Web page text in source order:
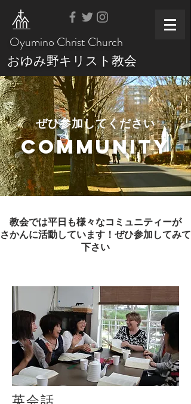
Oyumino Christ Church
おゆみ野キリスト教会
ぜひ参加してください
COmmunity
教会では平日も様々なコミュニティーが
さかんに活動しています！ ぜひ参加してみて
下さい
英会話